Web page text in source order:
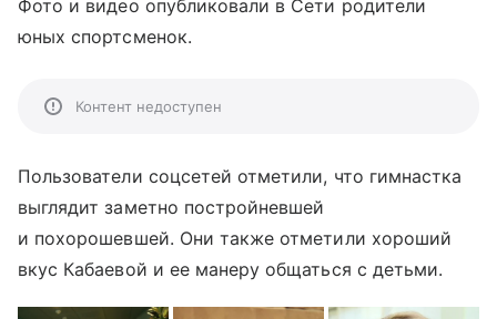
Фото и видео опубликовали в Сети родители
юных спортсменок.
Контент недоступен
Пользователи соцсетей отметили, что гимнастка
выглядит заметно постройневшей
и похорошевшей. Они также отметили хороший
вкус Кабаевой и ее манеру общаться с детьми.